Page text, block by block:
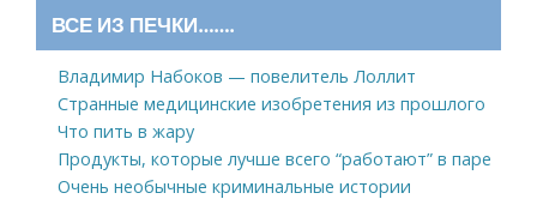
ВСЕ ИЗ ПЕЧКИ…….
Владимир Набоков — повелитель Лоллит
Странные медицинские изобретения из прошлого
Что пить в жару
Продукты, которые лучше всего “работают” в паре
Очень необычные криминальные истории